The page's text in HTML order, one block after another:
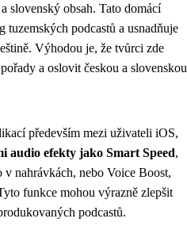
slovenský obsah. Tato domácí
tuzemských podcastů a usnadňuje
Výhodou je, že tvůrci zde
a oslovit českou a slovenskou
především mezi uživateli iOS,
audio efekty jako Smart Speed,
nahrávkách, nebo Voice Boost,
funkce mohou výrazně zlepšit
podcastů.